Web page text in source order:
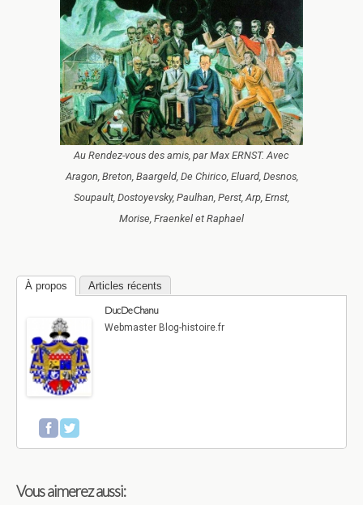
Au Rendez-vous des amis, par Max ERNST. Avec
Aragon, Breton, Baargeld, De Chirico, Eluard, Desnos,
Soupault, Dostoyevsky, Paulhan, Perst, Arp, Ernst,
Morise, Fraenkel et Raphael
À propos
Articles récents
Duc De Chanu
Webmaster Blog-histoire.fr
Vous aimerez aussi: